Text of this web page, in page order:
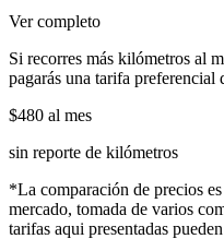
Ver completo
Si recorres más kilómetros al
pagarás una tarifa preferencial
$480 al mes
sin reporte de kilómetros
*La comparación de precios
mercado, tomada de varios
tarifas aqui presentadas